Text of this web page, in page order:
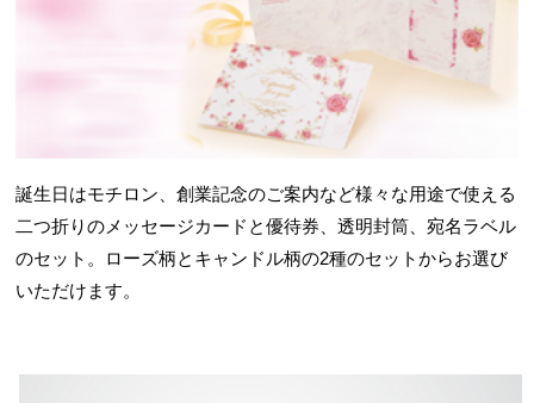
誕生日はモチロン、創業記念のご案内など様々な用途で使える
二つ折りのメッセージカードと優待券、透明封筒、宛名ラベル
のセット。ローズ柄とキャンドル柄の2種のセットからお選び
いただけます。